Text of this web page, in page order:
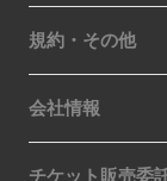
規約・その他
会社情報
チケット販売委